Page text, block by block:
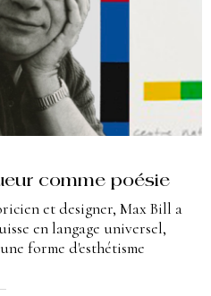
comme poésie
et designer, Max Bill a
en langage universel,
forme d'esthétisme